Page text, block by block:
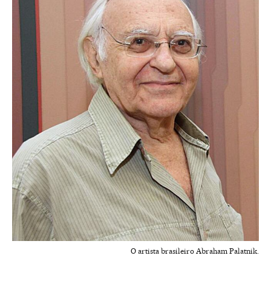
O artista brasileiro Abraham Palatnik.